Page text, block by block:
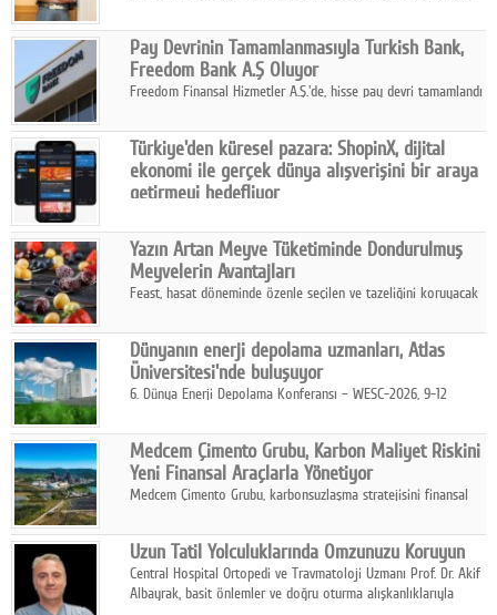
Pay Devrinin Tamamlanmasıyla Turkish Bank,
Freedom Bank A.Ş Oluyor
Freedom Finansal Hizmetler A.Ş.'de, hisse pay devri tamamlandı
Turkish Bank'ın ticaret unvanının “Freedom Bank A.Ş.” olmasına
karar verildi.
Türkiye'den küresel pazara: ShopinX, dijital
ekonomi ile gerçek dünya alışverişini bir araya
getirmeyi hedefliyor
ekonomi ile gerçek dünya alışveriş deneyimi arasında köprü
kurmayı hedefleyen vizyonuyla uluslararası pazarlara açılıyor.
Yazın Artan Meyve Tüketiminde Dondurulmuş
Meyvelerin Avantajları
Feast, hasat döneminde özenle seçilen ve tazeliğini koruyacak
pratik, güvenilir ve lezzetli bir alternatif sunuyor.
Dünyanın enerji depolama uzmanları, Atlas
Üniversitesi'nde buluşuyor
6. Dünya Enerji Depolama Konferansı – WESC-2026, 9-12
sahipliğinde gerçekleştirilecek.
Medcem Çimento Grubu, Karbon Maliyet Riskini
Yeni Finansal Araçlarla Yönetiyor
Medcem Çimento Grubu, karbonsuzlaşma stratejisini finansal
Uzun Tatil Yolculuklarında Omzunuzu Koruyun
Central Hospital Ortopedi ve Travmatoloji Uzmanı Prof. Dr. Akif
Albayrak, basit önlemler ve doğru oturma alışkanlıklarıyla